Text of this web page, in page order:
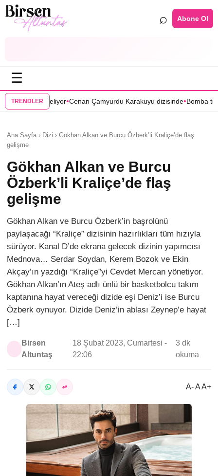
⌕ Abone Ol
☰
TRENDLER
Çamyurdu Karakuyu dizisinde•Bomba transfer! Caner Cindoruk,
Ana Sayfa › Dizi › Gökhan Alkan ve Burcu Özberk’li Kraliçe’de flaş
gelişme
Gökhan Alkan ve Burcu
Özberk’li Kraliçe’de flaş
gelişme
Gökhan Alkan ve Burcu Özberk’in başrolünü
paylaşacağı “Kraliçe” dizisinin hazırlıkları tüm hızıyla
sürüyor. Kanal D’de ekrana gelecek dizinin yapımcısı
Mednova… Serdar Soydan, Kerem Bozok ve Ekin
Akçay’ın yazdığı “Kraliçe”yi Cevdet Mercan yönetiyor.
Gökhan Alkan’ın Ateş adlı ünlü bir basketbolcu takım
kaptanına hayat vereceği dizide eşi Deniz’i ise Burcu
Özberk oynuyor. Dizide Deniz’in ablası Zeynep’e hayat
[…]
Birsen
Altuntaş
18 Şubat 2023, Cumartesi -
22:06
3 dk
okuma
A- A A+